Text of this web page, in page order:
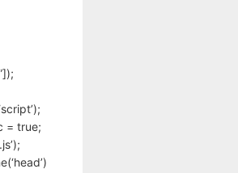
= true;